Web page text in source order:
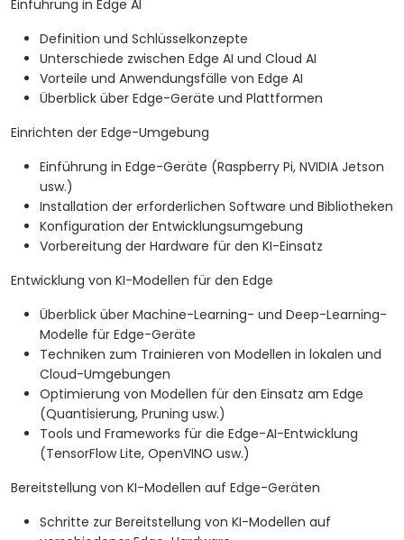
Einführung in Edge AI
Definition und Schlüsselkonzepte
Unterschiede zwischen Edge AI und Cloud AI
Vorteile und Anwendungsfälle von Edge AI
Überblick über Edge-Geräte und Plattformen
Einrichten der Edge-Umgebung
Einführung in Edge-Geräte (Raspberry Pi, NVIDIA Jetson
usw.)
Installation der erforderlichen Software und Bibliotheken
Konfiguration der Entwicklungsumgebung
Vorbereitung der Hardware für den KI-Einsatz
Entwicklung von KI-Modellen für den Edge
Überblick über Machine-Learning- und Deep-Learning-
Modelle für Edge-Geräte
Techniken zum Trainieren von Modellen in lokalen und
Cloud-Umgebungen
Optimierung von Modellen für den Einsatz am Edge
(Quantisierung, Pruning usw.)
Tools und Frameworks für die Edge-AI-Entwicklung
(TensorFlow Lite, OpenVINO usw.)
Bereitstellung von KI-Modellen auf Edge-Geräten
Schritte zur Bereitstellung von KI-Modellen auf